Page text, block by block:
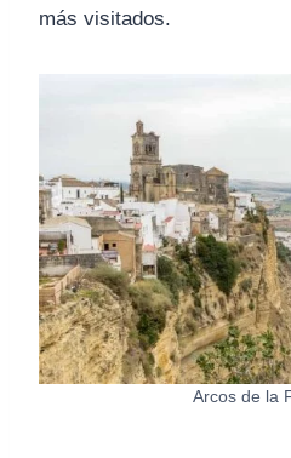
más visitados.
Arcos de la